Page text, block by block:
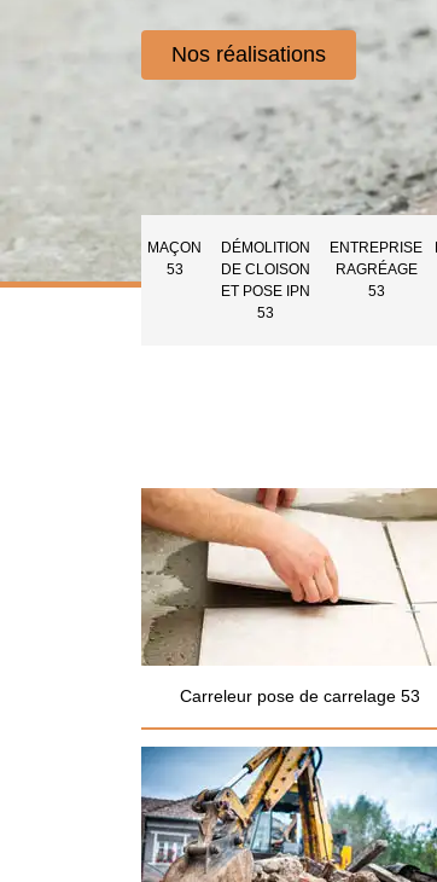
Nos réalisations
MAÇON
53
DÉMOLITION
DE CLOISON
ET POSE IPN
53
ENTREPRISE
RAGRÉAGE
53
Carreleur pose de carrelage 53